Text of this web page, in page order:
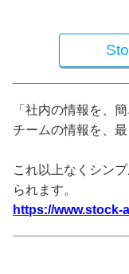
「社内の情報を、
チームの情報を、
これ以上なくシン
られます。
https://www.stock-